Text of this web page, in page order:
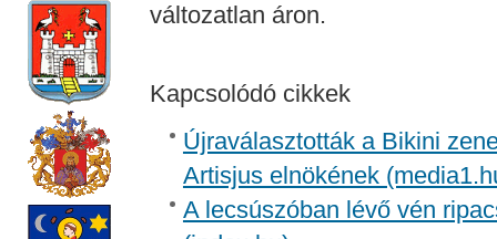
változatlan áron.
Kapcsolódó cikkek
Újraválasztották a Bikini
Artisjus elnökének
A lecsúszóban lévő vén